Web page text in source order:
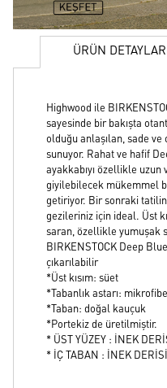
ÜRÜN
Highwood ile
sayesinde bir bakışta
olduğu anlaşılan, sade
sunuyor. Rahat ve hafif
ayakkabıyı özellikle
giyilebilecek mükemmel
getiriyor. Bir sonraki
gezileriniz için ideal. Üst
saran, özellikle yumuşak
BIRKENSTOCK Deep
çıkarılabilir
*Üst kısım: süet
*Tabanlık astarı:
*Taban: doğal kauçuk
*Portekiz de üretilmiştir.
* ÜST YÜZEY : İNEK
* İÇ TABAN : İNEK DERİSİ